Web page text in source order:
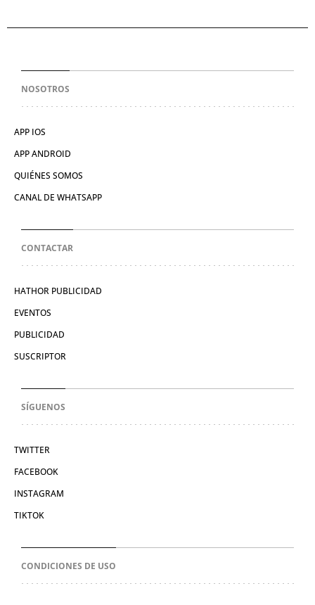
NOSOTROS
APP IOS
APP ANDROID
QUIÉNES SOMOS
CANAL DE WHATSAPP
CONTACTAR
HATHOR PUBLICIDAD
EVENTOS
PUBLICIDAD
SUSCRIPTOR
SÍGUENOS
TWITTER
FACEBOOK
INSTAGRAM
TIKTOK
CONDICIONES DE USO